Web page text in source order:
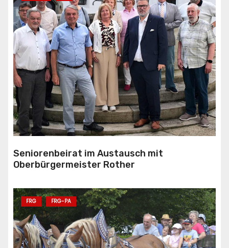
Seniorenbeirat im Austausch mit
Oberbürgermeister Rother
FRG FRG-PA